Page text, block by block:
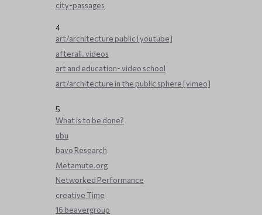
city-passages
4
art/architecture public [youtube]
afterall. videos
art and education- video school
art/architecture in the public sphere [vimeo]
5
What is to be done?
ubu
bavo Research
Metamute.org
Networked Performance
creative Time
16 beavergroup